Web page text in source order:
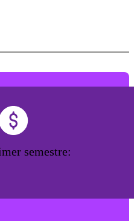
semestre: